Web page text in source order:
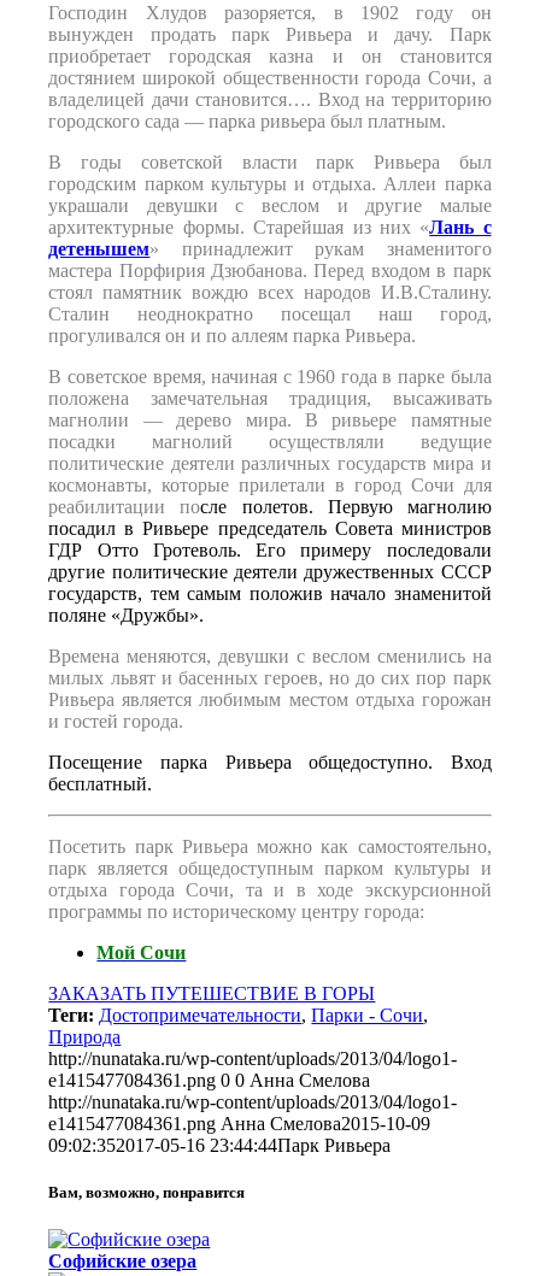
Господин Хлудов разоряется, в 1902 году он
вынужден продать парк Ривьера и дачу. Парк
приобретает городская казна и он становится
достянием широкой общественности города Сочи, а
владелицей дачи становится…. Вход на территорию
городского сада — парка ривьера был платным.
В годы советской власти парк Ривьера был
городским парком культуры и отдыха. Аллеи парка
украшали девушки с веслом и другие малые
архитектурные формы. Старейшая из них «Лань с
детенышем» принадлежит рукам знаменитого
мастера Порфирия Дзюбанова. Перед входом в парк
стоял памятник вождю всех народов И.В.Сталину.
Сталин неоднократно посещал наш город,
прогуливался он и по аллеям парка Ривьера.
В советское время, начиная с 1960 года в парке была
положена замечательная традиция, высаживать
магнолии — дерево мира. В ривьере памятные
посадки магнолий осуществляли ведущие
политические деятели различных государств мира и
космонавты, которые прилетали в город Сочи для
реабилитации после полетов. Первую магнолию
посадил в Ривьере председатель Совета министров
ГДР
Отто Гротеволь. Его примеру последовали
другие политические деятели дружественных СССР
государств, тем самым положив начало знаменитой
поляне «Дружбы».
Времена меняются, девушки с веслом сменились на
милых львят и басенных героев, но до сих пор парк
Ривьера является любимым местом отдыха горожан
и гостей города.
Посещение парка Ривьера общедоступно. Вход
бесплатный.
Посетить парк Ривьера можно как самостоятельно,
парк является общедоступным парком культуры и
отдыха города Сочи, та и в ходе экскурсионной
программы по историческому центру города:
Мой Сочи
ЗАКАЗАТЬ ПУТЕШЕСТВИЕ В ГОРЫ
Теги: Достопримечательности,Парки - Сочи,
Природа
http://nunataka.ru/wp-content/uploads/2013/04/logo1-
e1415477084361.png 0 0 Анна Смелова
http://nunataka.ru/wp-content/uploads/2013/04/logo1-
e1415477084361.png Анна Смелова2015-10-09
09:02:352017-05-16 23:44:44Парк Ривьера
Вам, возможно, понравится
Софийские озера